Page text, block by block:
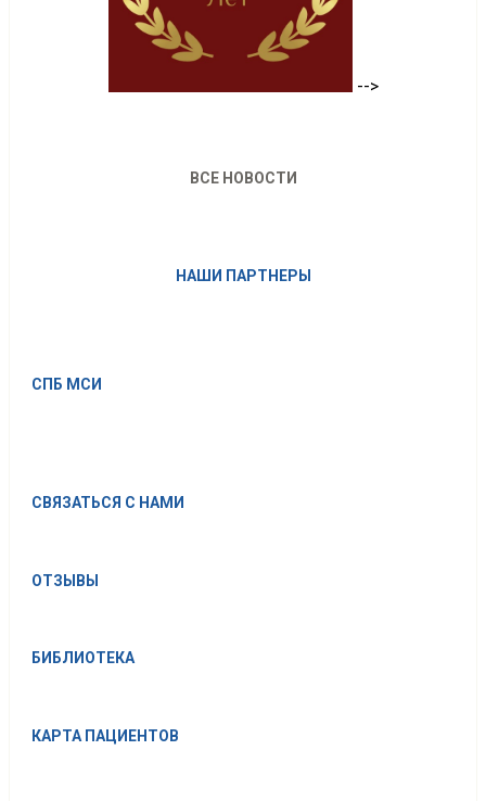
-->
ВСЕ НОВОСТИ
НАШИ ПАРТНЕРЫ
СПБ МСИ
СВЯЗАТЬСЯ С НАМИ
ОТЗЫВЫ
БИБЛИОТЕКА
КАРТА ПАЦИЕНТОВ